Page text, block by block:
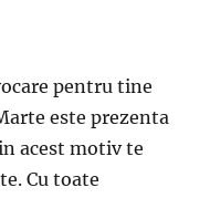
pentru tine
este prezenta
acest motiv te
Cu toate